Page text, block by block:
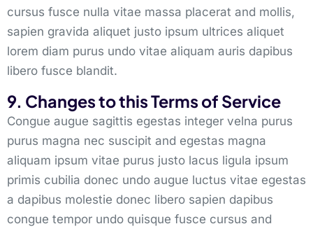
cursus fusce nulla vitae massa placerat and mollis,
sapien gravida aliquet justo ipsum ultrices aliquet
lorem diam purus undo vitae aliquam auris dapibus
libero fusce blandit.
9. Changes to this Terms of Service
Congue augue sagittis egestas integer velna purus
purus magna nec suscipit and egestas magna
aliquam ipsum vitae purus justo lacus ligula ipsum
primis cubilia donec undo augue luctus vitae egestas
a dapibus molestie donec libero sapien dapibus
congue tempor undo quisque fusce cursus and